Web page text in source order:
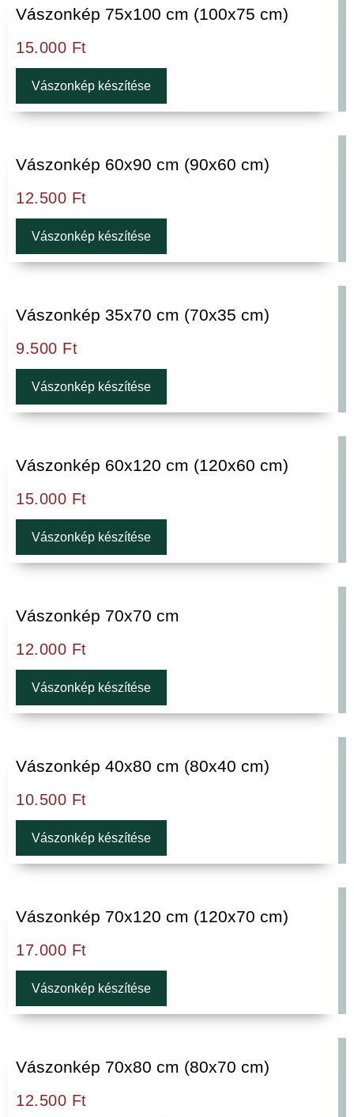
Vászonkép 75x100 cm (100x75 cm)
15.000 Ft
Vászonkép készítése
Vászonkép 60x90 cm (90x60 cm)
12.500 Ft
Vászonkép készítése
Vászonkép 35x70 cm (70x35 cm)
9.500 Ft
Vászonkép készítése
Vászonkép 60x120 cm (120x60 cm)
15.000 Ft
Vászonkép készítése
Vászonkép 70x70 cm
12.000 Ft
Vászonkép készítése
Vászonkép 40x80 cm (80x40 cm)
10.500 Ft
Vászonkép készítése
Vászonkép 70x120 cm (120x70 cm)
17.000 Ft
Vászonkép készítése
Vászonkép 70x80 cm (80x70 cm)
12.500 Ft